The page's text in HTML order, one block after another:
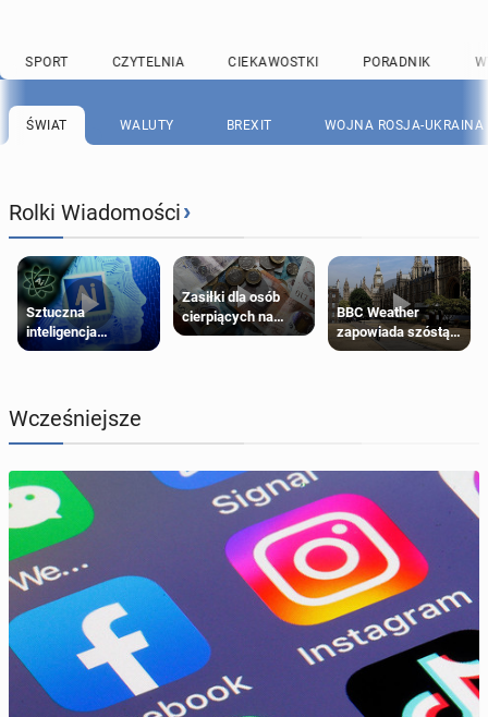
SPORT CZYTELNIA CIEKAWOSTKI PORADNIK
ŚWIAT WALUTY BREXIT WOJNA ROSJA-UKRAINA
Rolki Wiadomości›
Sztuczna
inteligencja
próbowała oszukać
Zasiłki dla osób
cierpiących na
schorzenia
BBC Weather
zapowiada szóstą
falę upałów w
Wcześniejsze